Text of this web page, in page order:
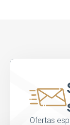
Ofertas